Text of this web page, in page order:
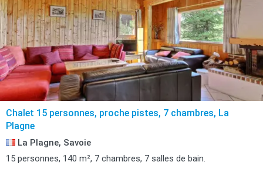
Chalet 15 personnes, proche pistes, 7 chambres, La
Plagne
La Plagne, Savoie
15 personnes, 140 m², 7 chambres, 7 salles de bain.